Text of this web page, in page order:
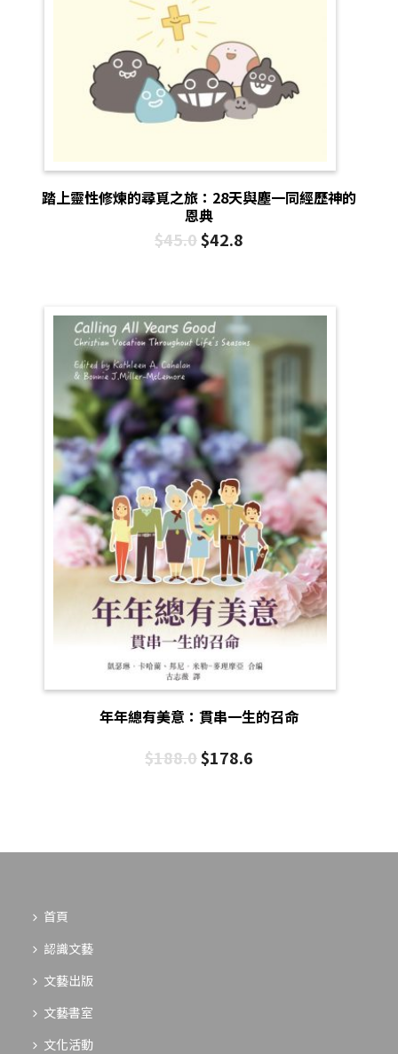
踏上靈性修煉的尋覓之旅：28天與塵一同經歷神的
恩典
$45.0$42.8
年年總有美意：貫串一生的召命
$188.0$178.6
首頁
認識文藝
文藝出版
文藝書室
文化活動